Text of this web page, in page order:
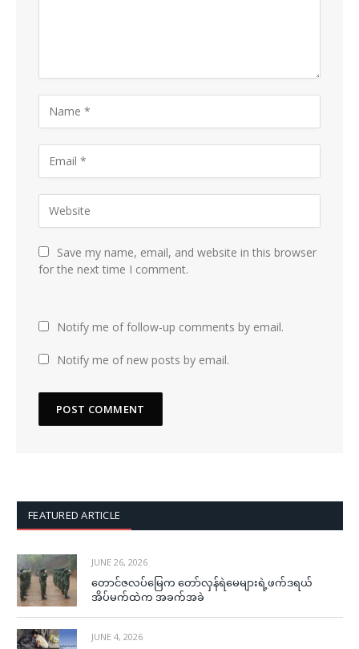
Save my name, email, and website in this browser
for the next time I comment.
Notify me of follow-up comments by email.
Notify me of new posts by email.
FEATURED ARTICLE
JUNE 26, 2026
တောင်ဇလပ်မြေက တော်လှန်ရဲမေများရဲ့ဖက်ဒရယ်
အိပ်မက်ထဲက အခက်အခဲ
JUNE 4, 2026